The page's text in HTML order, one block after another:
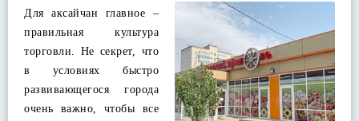
Для аксайчан главное –
правильная культура
торговли. Не секрет, что
в условиях быстро
развивающегося города
очень важно, чтобы все